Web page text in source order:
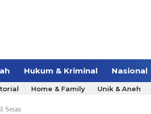
Hukum & Kriminal Nasional
Home & Family Unik & Aneh
Setan